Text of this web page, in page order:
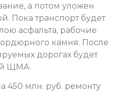
а потом уложен
Пока транспорт будет
асфальта, рабочие
камня. После
дорогах будет
ЩМА.
450 млн. руб. ремонту